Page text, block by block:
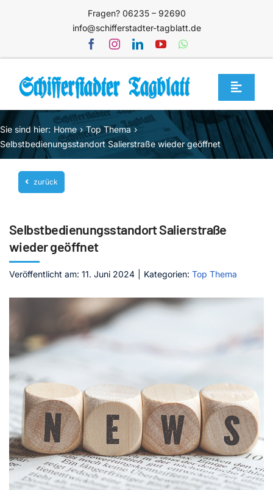
Fragen? 06235 – 92690
info@schifferstadter-tagblatt.de
Toggle
Home
Themen
Blog
Unternehmen
Mediathek
Jetzt abonnieren
Sie sind hier: Home
Top Thema
Selbstbedienungsstandort Salierstraße wieder geöffnet
zurück
Selbstbedienungsstandort Salierstraße
wieder geöffnet
Veröffentlicht am: 11. Juni 2024 Kategorien: Top Thema